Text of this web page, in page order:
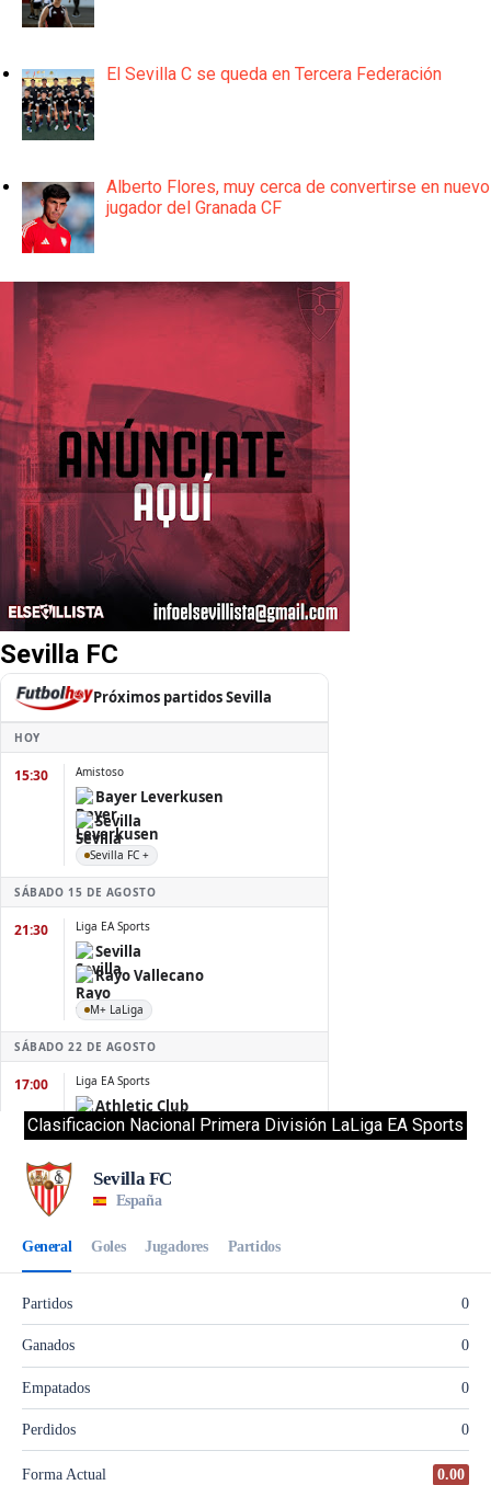
El Sevilla C se queda en Tercera Federación
Alberto Flores, muy cerca de convertirse en nuevo
jugador del Granada CF
Sevilla FC
Clasificacion Nacional Primera División LaLiga EA Sports